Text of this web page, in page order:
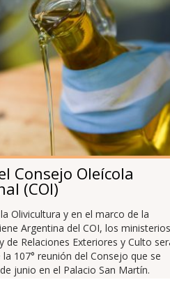
Consejo Oleícola
(COI)
Olivicultura y en el marco de la
Argentina del COI, los ministerios
de Relaciones Exteriores y Culto
107° reunión del Consejo que se
junio en el Palacio San Martín.